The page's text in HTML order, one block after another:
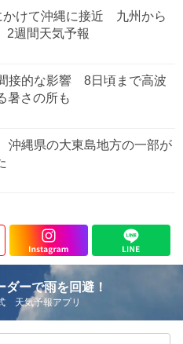
かけて沖縄に接近 九州から
週間天気予報
接的な影響 8日頃まで高波
さの所も
沖縄県の大東島地方の一部が
ダーで雨を回避！
天気予報アプリ